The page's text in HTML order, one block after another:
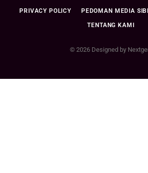
PRIVACY POLICY PEDOMAN MEDIA
TENTANG KAMI
© 2026 Designed by